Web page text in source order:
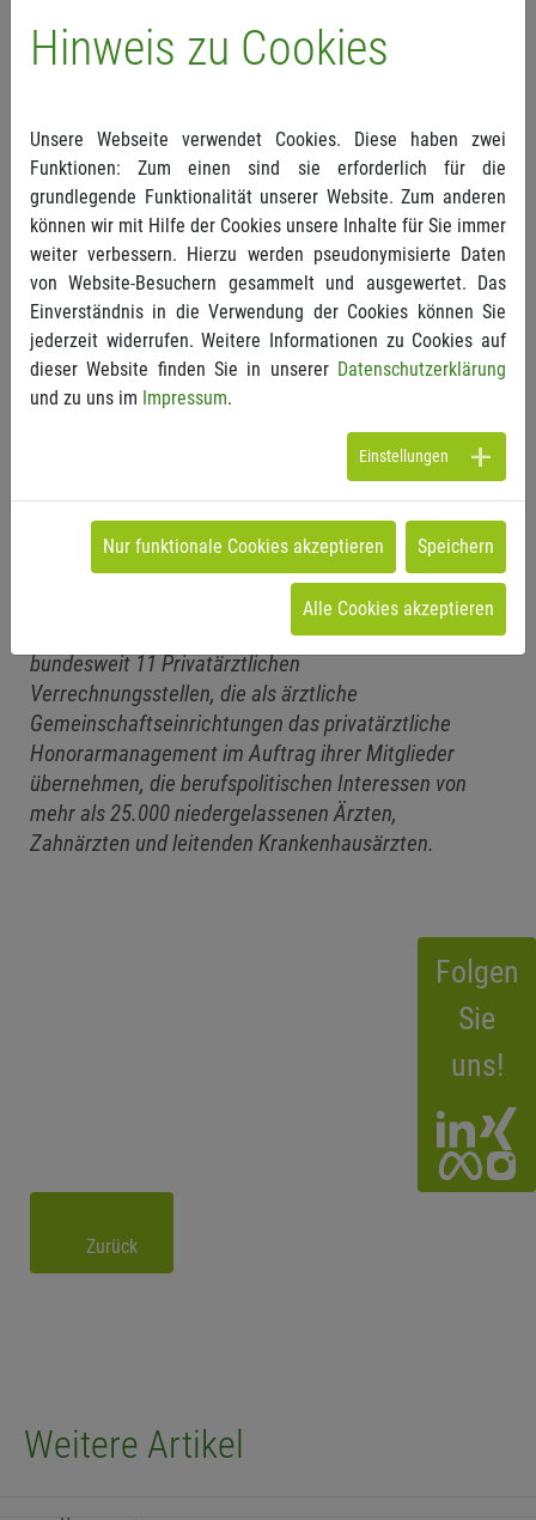
aller Beitragszahler.“
zu laufen, müssen die bestehenden Probleme der
Dualität aus EBM und GOÄ jetzt angegangen
werden. Hierzu zählt auch die Tatsache, dass der
Verordnungsgeber seit rund 30 Jahren seiner
Verpflichtung nicht nachgekommen ist, für eine
stets aktuelle, den medizinischtechnischen
Fortschritt repräsentierende Gebührenordnung für
Ärzte zu sorgen. Diese Aufgabe wurde nun unter
Aufbietung erheblicher Ressourcen von Ärzten und
Kostenträgern weitgehend übernommen. „Es bleibt
allerdings abzuwarten, ob die Politik die
Vorarbeiten würdigen und hier einen Schritt nach
vorn machen wird. Im Interesse der Versicherten
wäre es allemal“, so Tilgner abschließend.
Der PVS Verband vertritt als Dachorganisation von
bundesweit 11 Privatärztlichen
Verrechnungsstellen, die als ärztliche
Gemeinschaftseinrichtungen das privatärztliche
Honorarmanagement im Auftrag ihrer Mitglieder
übernehmen, die berufspolitischen Interessen von
mehr als 25.000 niedergelassenen Ärzten,
Zahnärzten und leitenden Krankenhausärzten.
Folgen
Sie
uns!
Zurück
Weitere Artikel
Hinweis zu Cookies
Unsere Webseite verwendet Cookies. Diese haben zwei
Funktionen: Zum einen sind sie erforderlich für die
grundlegende Funktionalität unserer Website. Zum anderen
können wir mit Hilfe der Cookies unsere Inhalte für Sie immer
weiter verbessern. Hierzu werden pseudonymisierte Daten
von Website-Besuchern gesammelt und ausgewertet. Das
Einverständnis in die Verwendung der Cookies können Sie
jederzeit widerrufen. Weitere Informationen zu Cookies auf
dieser Website finden Sie in unserer Datenschutzerklärung
und zu uns im Impressum.
Einstellungen
Nur funktionale Cookies akzeptieren Speichern
Alle Cookies akzeptieren